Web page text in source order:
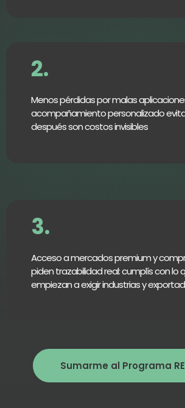
2.
Menos pérdidas por malas
acompañamiento personalizado
después son costos invisibles
3.
Acceso a mercados premium y
piden trazabilidad real: cumplís con lo
empiezan a exigir industrias y
Sumarme al Programa